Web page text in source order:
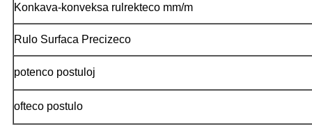
Konkava-konveksa rulrekteco mm/m
Rulo Surfaca Precizeco
potenco postuloj
ofteco postulo